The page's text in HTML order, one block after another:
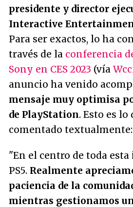
presidente y director
Interactive
Para ser exactos, lo ha
través de la conferencia
Sony en CES 2023 (vía
anuncio ha venido
mensaje muy optimisa
de PlayStation. Esto es lo
comentado textualmente:
"En el centro de toda
PS5. Realmente
paciencia de la
mientras gestionamos